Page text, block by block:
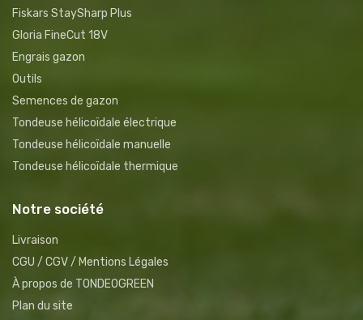
Fiskars StaySharp Plus
Gloria FineCut 18V
Engrais gazon
Outils
Semences de gazon
Tondeuse hélicoïdale électrique
Tondeuse hélicoïdale manuelle
Tondeuse hélicoïdale thermique
Notre société
Livraison
CGU / CGV / Mentions Légales
À propos de TONDEOGREEN
Plan du site